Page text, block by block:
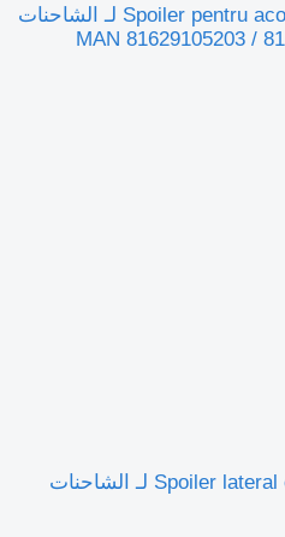
جناح (سبويلر) Spoiler pentru acoperișul cabinei لـ الشاحنات
MAN 81629105203 /
جناح (سبويلر) Spoiler lateral cabină dreapta لـ الشاحنات